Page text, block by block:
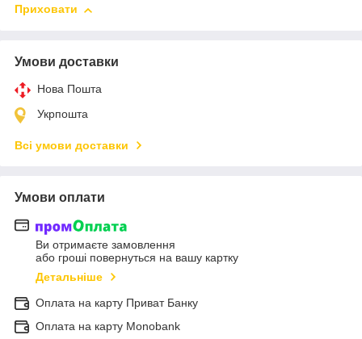
Приховати
Умови доставки
Нова Пошта
Укрпошта
Всі умови доставки
Умови оплати
Ви отримаєте замовлення
або гроші повернуться на вашу картку
Детальніше
Оплата на карту Приват Банку
Оплата на карту Monobank